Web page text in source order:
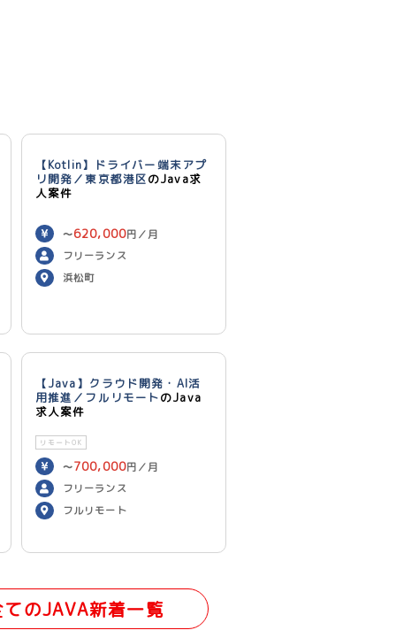
【Kotlin】ドライバー端末アプ
リ開発／東京都港区のJava求
人案件
〜620,000円／月
フリーランス
浜松町
【Java】クラウド開発・AI活
用推進／フルリモートのJava
求人案件
リモートOK
〜700,000円／月
フリーランス
フルリモート
てのJAVA新着一覧